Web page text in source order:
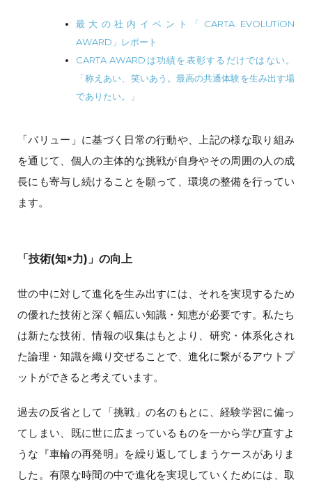
最大の社内イベント「CARTA EVOLUTiON
AWARD」レポート
CARTA AWARDは功績を表彰するだけではない。
「称えあい、笑いあう。最高の共通体験を生み出す場
でありたい。」
「バリュー」に基づく日常の行動や、上記の様な取り組み
を通じて、個人の主体的な挑戦が自身やその周囲の人の成
長にも寄与し続けることを願って、環境の整備を行ってい
ます。
「技術(知×力)」の向上
世の中に対して進化を生み出すには、それを実現するため
の優れた技術と深く幅広い知識・知恵が必要です。私たち
は新たな技術、情報の収集はもとより、研究・体系化され
た論理・知識を織り交ぜることで、進化に繋がるアウトプ
ットができると考えています。
過去の反省として「挑戦」の名のもとに、経験学習に偏っ
てしまい、既に世に広まっているものを一から学び直すよ
うな『車輪の再発明』を繰り返してしまうケースがありま
した。有限な時間の中で進化を実現していくためには、取